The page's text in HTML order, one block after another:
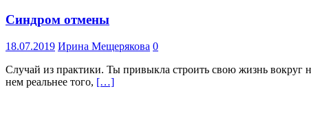
Синдром отмены
18.07.2019 Ирина Мещерякова 0
Случай из практики. Ты привыкла строить свою жизнь вокруг
нем реальнее того, […]